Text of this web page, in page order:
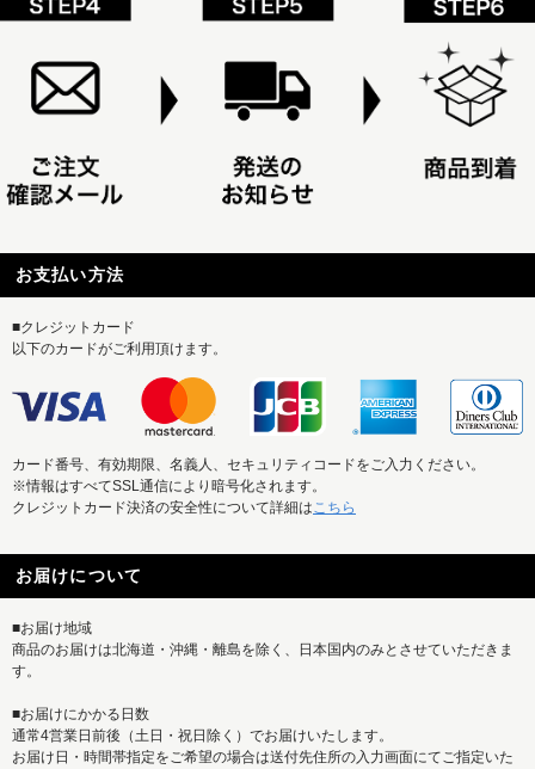
お支払い方法
■クレジットカード
以下のカードがご利用頂けます。
カード番号、有効期限、名義人、セキュリティコードをご入力ください。
※情報はすべてSSL通信により暗号化されます。
クレジットカード決済の安全性について詳細はこちら
お届けについて
■お届け地域
商品のお届けは北海道・沖縄・離島を除く、日本国内のみとさせていただきま
す。
■お届けにかかる日数
通常4営業日前後（土日・祝日除く）でお届けいたします。
お届け日・時間帯指定をご希望の場合は送付先住所の入力画面にてご指定いた